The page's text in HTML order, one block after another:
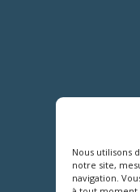
Nous utilisons
notre site,
navigation.